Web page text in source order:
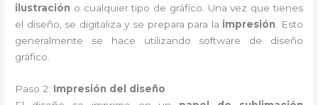
ilustración o cualquier tipo de gráfico. Una vez que tienes
el diseño, se digitaliza y se prepara para la impresión . Esto
generalmente se hace utilizando software de diseño
gráfico.
Paso 2: Impresión del diseño